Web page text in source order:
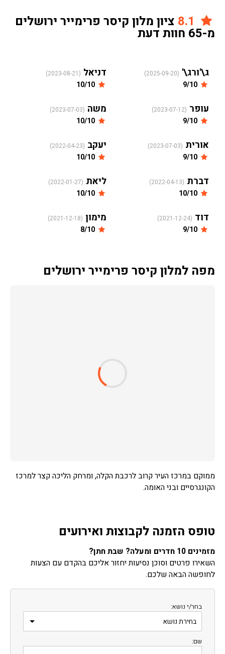
ציון מלון קיסר פרימייר ירושלים
מ-65 חוות דעת
ג\'ורג\' (2025-09-20) דניאל (2023-08-21)
עופר (2023-07-12) משה (2023-07-03)
אורית (2023-07-03) יעקב (2022-04-23)
דברת (2022-04-13) ליאת (2022-01-27)
דוד (2021-12-24) מימון (2021-12-18)
מפה למלון קיסר פרימייר ירושלים
ממוקם במרכז העיר קרוב לרכבת הקלה, ומרחק הליכה קצר למרכז
הקונגרסיים ובני האומה.
טופס הזמנה לקבוצות ואירועים
מזמינים 10 חדרים ומעלה? שבת חתן?
השאירו פרטים וסוכן נסיעות יחזור אליכם בהקדם עם הצעות
לחופשה הבאה שלכם.
בחר/י נושא:
שם: